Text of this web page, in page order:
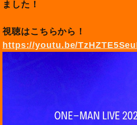
ました！
視聴はこちらから！
https://youtu.be/